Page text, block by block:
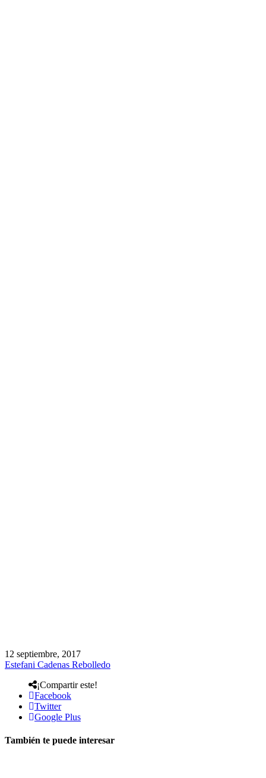
12 septiembre, 2017
Estefani Cadenas Rebolledo
¡Compartir este!
Facebook
Twitter
Google Plus
También te puede interesar